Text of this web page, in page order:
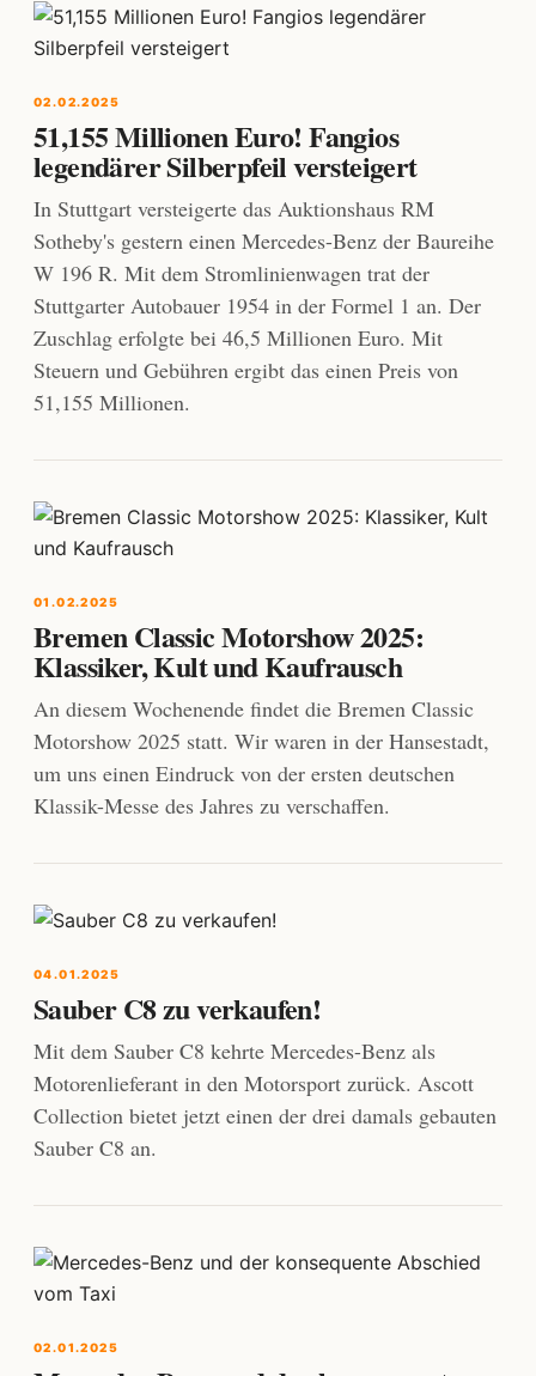
02.02.2025
51,155 Millionen Euro! Fangios
legendärer Silberpfeil versteigert
In Stuttgart versteigerte das Auktionshaus RM
Sotheby's gestern einen Mercedes-Benz der Baureihe
W 196 R. Mit dem Stromlinienwagen trat der
Stuttgarter Autobauer 1954 in der Formel 1 an. Der
Zuschlag erfolgte bei 46,5 Millionen Euro. Mit
Steuern und Gebühren ergibt das einen Preis von
51,155 Millionen.
01.02.2025
Bremen Classic Motorshow 2025:
Klassiker, Kult und Kaufrausch
An diesem Wochenende findet die Bremen Classic
Motorshow 2025 statt. Wir waren in der Hansestadt,
um uns einen Eindruck von der ersten deutschen
Klassik-Messe des Jahres zu verschaffen.
04.01.2025
Sauber C8 zu verkaufen!
Mit dem Sauber C8 kehrte Mercedes-Benz als
Motorenlieferant in den Motorsport zurück. Ascott
Collection bietet jetzt einen der drei damals gebauten
Sauber C8 an.
02.01.2025